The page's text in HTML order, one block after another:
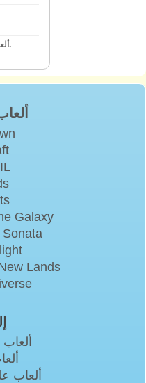
ألعاب الأندرويد.
Galaxy
Lands
ألعاب